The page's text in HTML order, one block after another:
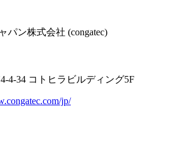
パン株式会社 (congatec)
4-34 コトヒラビルディング5F
jp/